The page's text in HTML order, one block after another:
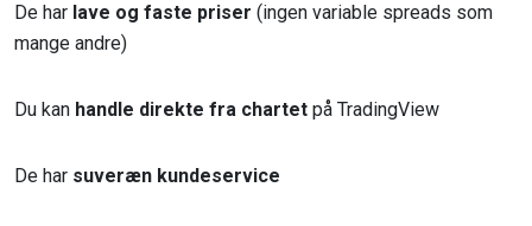
De har lave og faste priser (ingen variable spreads som
mange andre)
Du kan handle direkte fra chartet på TradingView
De har suveræn kundeservice